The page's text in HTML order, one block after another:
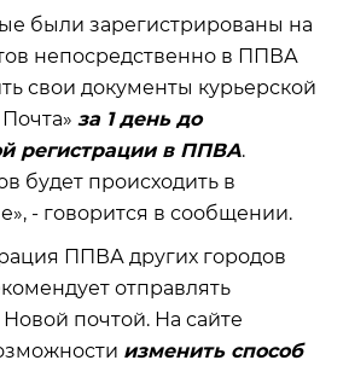
были зарегистрированы на
непосредственно в ППВА
свои документы курьерской
за 1 день до
регистрации в ППВА.
будет происходить в
- говорится в сообщении.
ППВА других городов
отправлять
почтой. На сайте
изменить способ